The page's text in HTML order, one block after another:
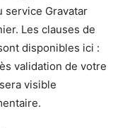
service Gravatar
Les clauses de
disponibles ici :
validation de votre
visible